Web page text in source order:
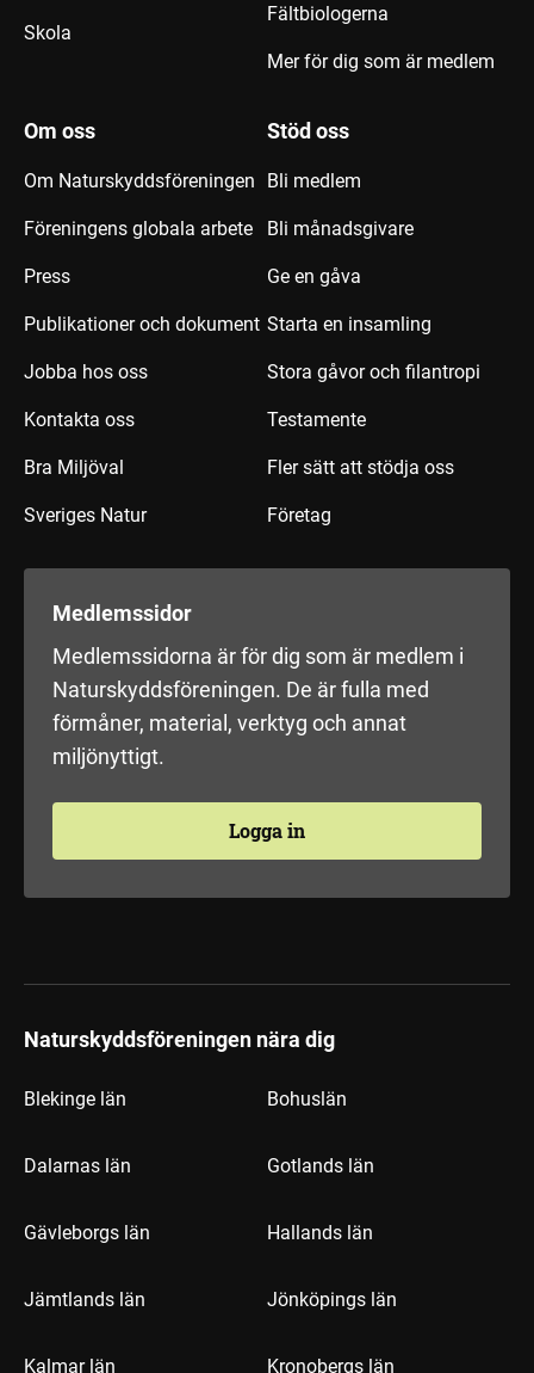
Skola
Fältbiologerna
Mer för dig som är medlem
Om oss
Om Naturskyddsföreningen
Föreningens globala arbete
Press
Publikationer och dokument
Jobba hos oss
Kontakta oss
Bra Miljöval
Sveriges Natur
Stöd oss
Bli medlem
Bli månadsgivare
Ge en gåva
Starta en insamling
Stora gåvor och filantropi
Testamente
Fler sätt att stödja oss
Företag
Medlemssidor
Medlemssidorna är för dig som är medlem i
Naturskyddsföreningen. De är fulla med
förmåner, material, verktyg och annat
miljönyttigt.
Logga in
Naturskyddsföreningen nära dig
Blekinge län Bohuslän
Dalarnas län Gotlands län
Gävleborgs län Hallands län
Jämtlands län Jönköpings län
Kalmar län Kronobergs län